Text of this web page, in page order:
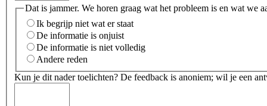
Dat is jammer. We horen graag wat het probleem is en wat we
Ik begrijp niet wat er staat
De informatie is onjuist
De informatie is niet volledig
Andere reden
Kun je dit nader toelichten? De feedback is anoniem; wil je een